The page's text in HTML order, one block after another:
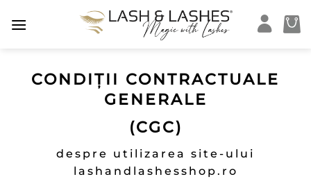
CONDIȚII CONTRACTUALE
GENERALE
(CGC)
despre utilizarea site-ului
lashandlashesshop.ro